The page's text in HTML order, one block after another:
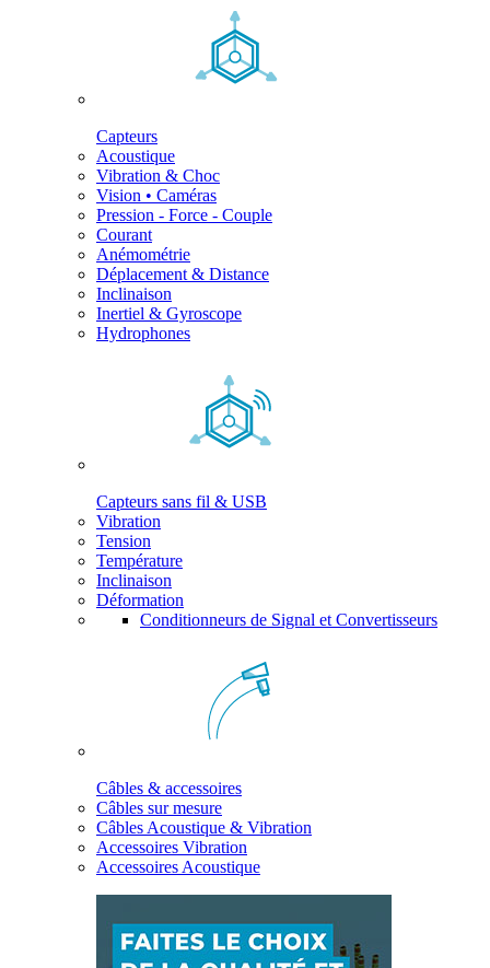
Capteurs
Acoustique
Vibration & Choc
Vision • Caméras
Pression - Force - Couple
Courant
Anémométrie
Déplacement & Distance
Inclinaison
Inertiel & Gyroscope
Hydrophones
Capteurs sans fil & USB
Vibration
Tension
Température
Inclinaison
Déformation
Conditionneurs de Signal et Convertisseurs
Câbles & accessoires
Câbles sur mesure
Câbles Acoustique & Vibration
Accessoires Vibration
Accessoires Acoustique